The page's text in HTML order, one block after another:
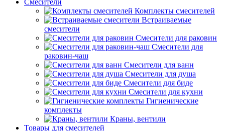
Смесители
Комплекты смесителей
Встраиваемые
смесители
Смесители для раковин
Смесители для
раковин-чаш
Смесители для ванн
Смесители для душа
Смесители для биде
Смесители для кухни
Гигиенические
комплекты
Краны, вентили
Товары для смесителей